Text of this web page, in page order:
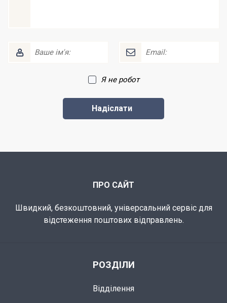
Я не робот
ПРО САЙТ
Швидкий, безкоштовний, універсальний сервіс для
відстеження поштових відправлень.
РОЗДІЛИ
Відділення